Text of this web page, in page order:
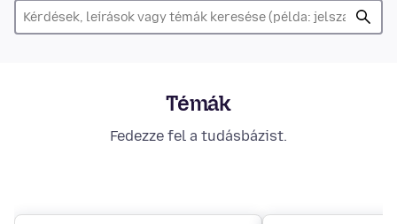
Témák
Fedezze fel a tudásbázist.